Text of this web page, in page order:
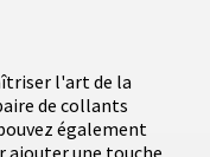
l'art de la
de collants
également